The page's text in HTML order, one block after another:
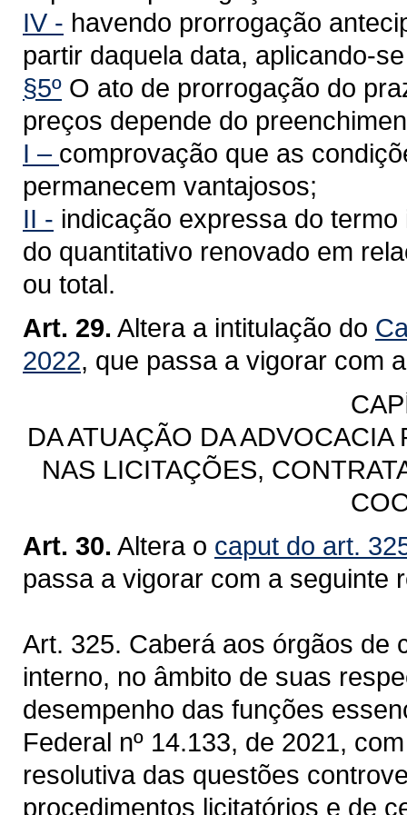
IV - havendo prorrogação
partir daquela data, aplicando-
§5º O ato de prorrogação do
preços depende do
I – comprovação que as
permanecem vantajosos;
II - indicação expressa do
do quantitativo renovado em
ou total.
Art. 29. Altera a intitulação do
2022, que passa a vigorar com
DA ATUAÇÃO DA
NAS LICITAÇÕES,
Art. 30. Altera o caput do art.
passa a vigorar com a seguinte
Art. 325. Caberá aos órgãos de
interno, no âmbito de suas
desempenho das funções
Federal nº 14.133, de 2021,
resolutiva das questões
procedimentos licitatórios e de